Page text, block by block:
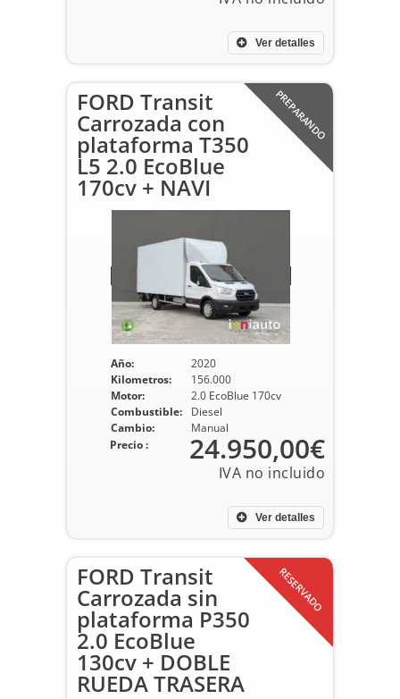
Ver detalles
PREPARANDO
FORD Transit
Carrozada con
plataforma T350
L5 2.0 EcoBlue
170cv + NAVI
Año:
2020
Kilometros:
156.000
Motor:
2.0 EcoBlue 170cv
Combustible:
Diesel
Cambio:
Manual
Ver detalles
Precio : 24.950,00€
RESERVADO
FORD Transit
Carrozada sin
plataforma P350
2.0 EcoBlue
130cv + DOBLE
RUEDA TRASERA